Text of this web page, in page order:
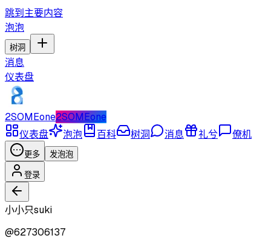
跳到主要内容
泡泡
树洞
消息
仪表盘
2SOMEone2SOMEone
仪表盘
泡泡 百科 树洞 消息 礼兮 僚机
更多 发泡泡
登录
小小只suki
@627306137